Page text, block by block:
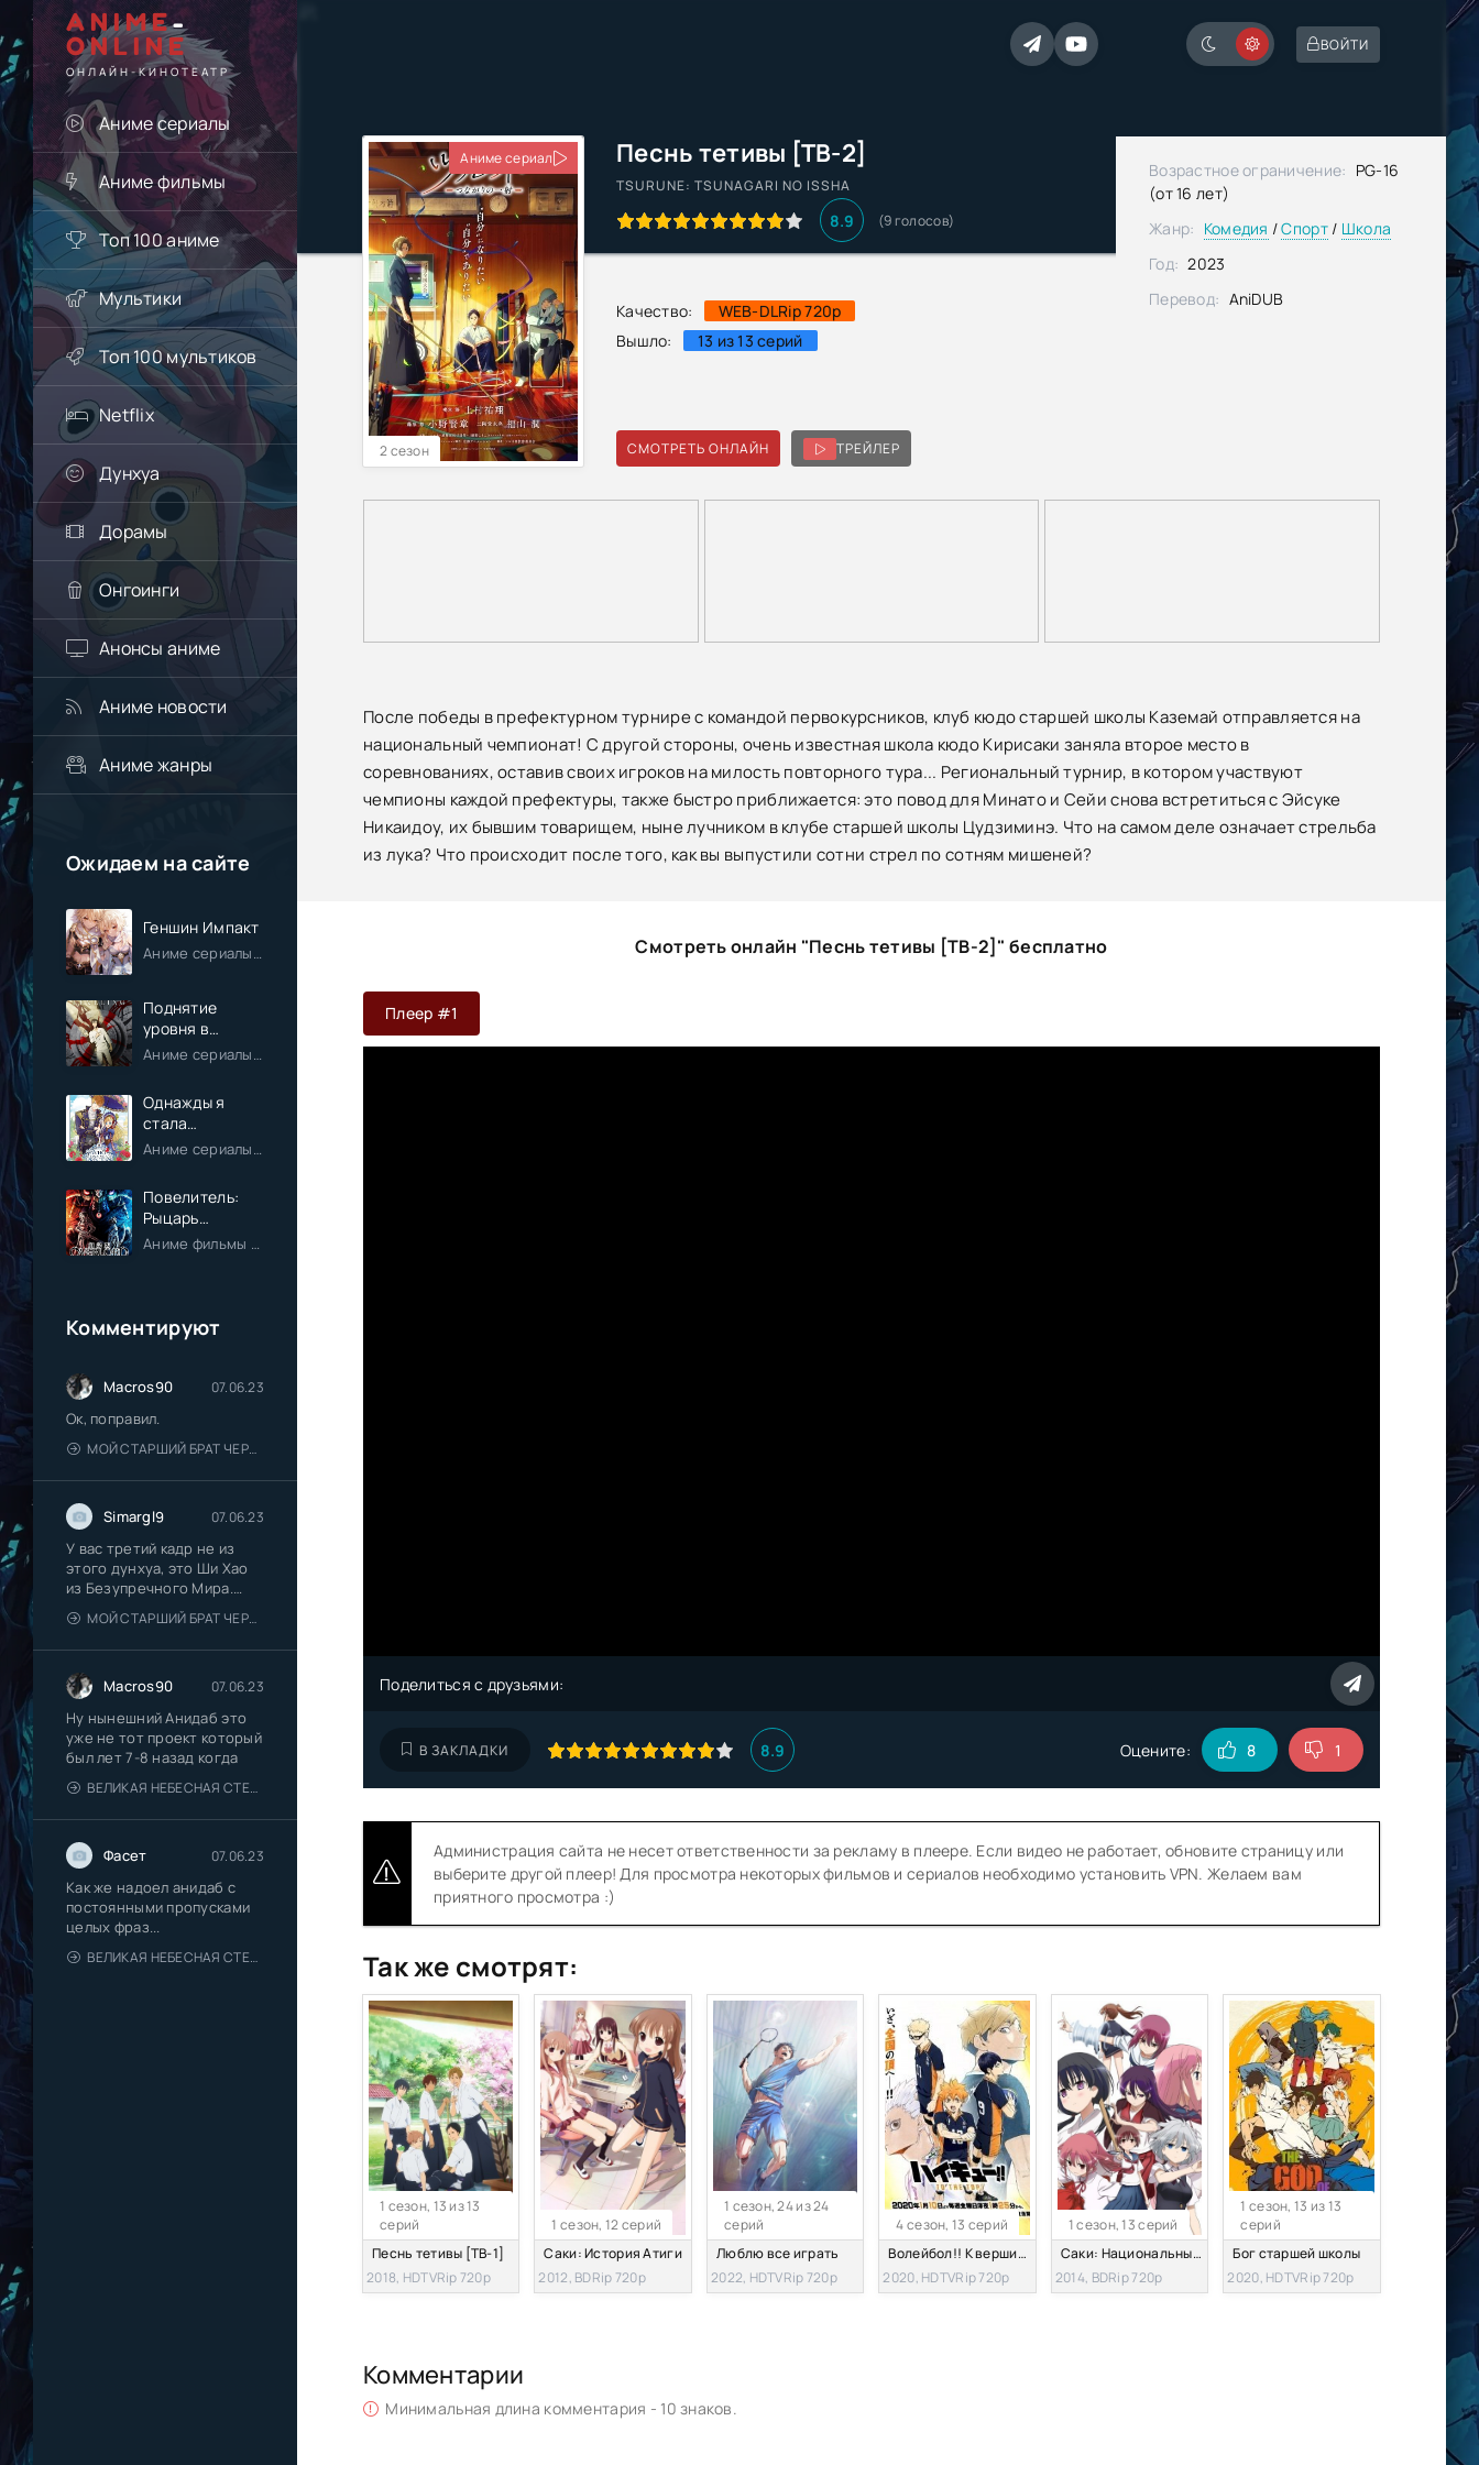
ANIME-
ONLINE
ОНЛАЙН-КИНОТЕАТР
ВОЙТИ
Аниме сериалы
Аниме фильмы
Топ 100 аниме
Мультики
Топ 100 мультиков
Netflix
Дунхуа
Дорамы
Онгоинги
Анонсы аниме
Аниме новости
Аниме жанры
Ожидаем на сайте
Геншин Импакт
Поднятие
уровня в
одиночку
Аниме сериалы / Экшен / Приключения / Фэнтези / Анонсы
Однажды я
стала
принцессой
Аниме сериалы / Комедия / Романтика / Фэнтези / Анонсы
Повелитель:
Рыцарь
Святого
королевства
Аниме фильмы / Приключения / Фэнтези / Анонсы
Комментируют
Macros90 07.06.23
Ок, поправил.
МОЙ СТАРШИЙ БРАТ ЧЕРЕСЧУР СДЕРЖАННЫЙ
Simargl9 07.06.23
У вас третий кадр не из
этого дунхуа, это Ши Хао
из Безупречного Мира.
Исправьте
МОЙ СТАРШИЙ БРАТ ЧЕРЕСЧУР СДЕРЖАННЫЙ
Macros90 07.06.23
Ну нынешний Анидаб это
уже не тот проект который
был лет 7-8 назад когда
ВЕЛИКАЯ НЕБЕСНАЯ СТЕНА
Фасет 07.06.23
Как же надоел анидаб с
постоянными пропусками
целых фраз...
ВЕЛИКАЯ НЕБЕСНАЯ СТЕНА
Песнь тетивы [ТВ-2]
TSURUNE: TSUNAGARI NO ISSHA
8.9 (9голосов)
Качество:
WEB-DLRip 720p
Вышло:
13 из 13 серий
Аниме сериал
2 сезон СМОТРЕТЬ ОНЛАЙН ТРЕЙЛЕР
Возрастное ограничение: PG-16
(от 16 лет)
Жанр: Комедия /Спорт/ Школа
Год: 2023
Перевод: AniDUB
После победы в префектурном турнире с командой первокурсников, клуб кюдо старшей школы Каземай отправляется на
национальный чемпионат! С другой стороны, очень известная школа кюдо Кирисаки заняла второе место в
соревнованиях, оставив своих игроков на милость повторного тура... Региональный турнир, в котором участвуют
чемпионы каждой префектуры, также быстро приближается: это повод для Минато и Сейи снова встретиться с Эйсуке
Никаидоу, их бывшим товарищем, ныне лучником в клубе старшей школы Цудзиминэ. Что на самом деле означает стрельба
из лука? Что происходит после того, как вы выпустили сотни стрел по сотням мишеней?
Смотреть онлайн "Песнь тетивы [ТВ-2]" бесплатно
Плеер #1
Поделиться с друзьями:
В ЗАКЛАДКИ 8.9 Оцените: 8 1
Администрация сайта не несет ответственности за рекламу в плеере. Если видео не работает, обновите страницу или
выберите другой плеер! Для просмотра некоторых фильмов и сериалов необходимо установить VPN. Желаем вам
приятного просмотра :)
Так же смотрят:
1 сезон, 13 из 13
серий
Песнь тетивы [ТВ-1]
2018, HDTVRip 720p
1 сезон, 12 серий
Саки: История Атиги
2012, BDRip 720p
1 сезон, 24 из 24
серий
Люблю все играть
2022, HDTVRip 720p
4 сезон, 13 серий
Волейбол!! К вершине 4
2020, HDTVRip 720p
1 сезон, 13 серий
Саки: Национальный турнир
2014, BDRip 720p
1 сезон, 13 из 13
серий
Бог старшей школы
2020, HDTVRip 720p
Комментарии
Минимальная длина комментария - 10 знаков.